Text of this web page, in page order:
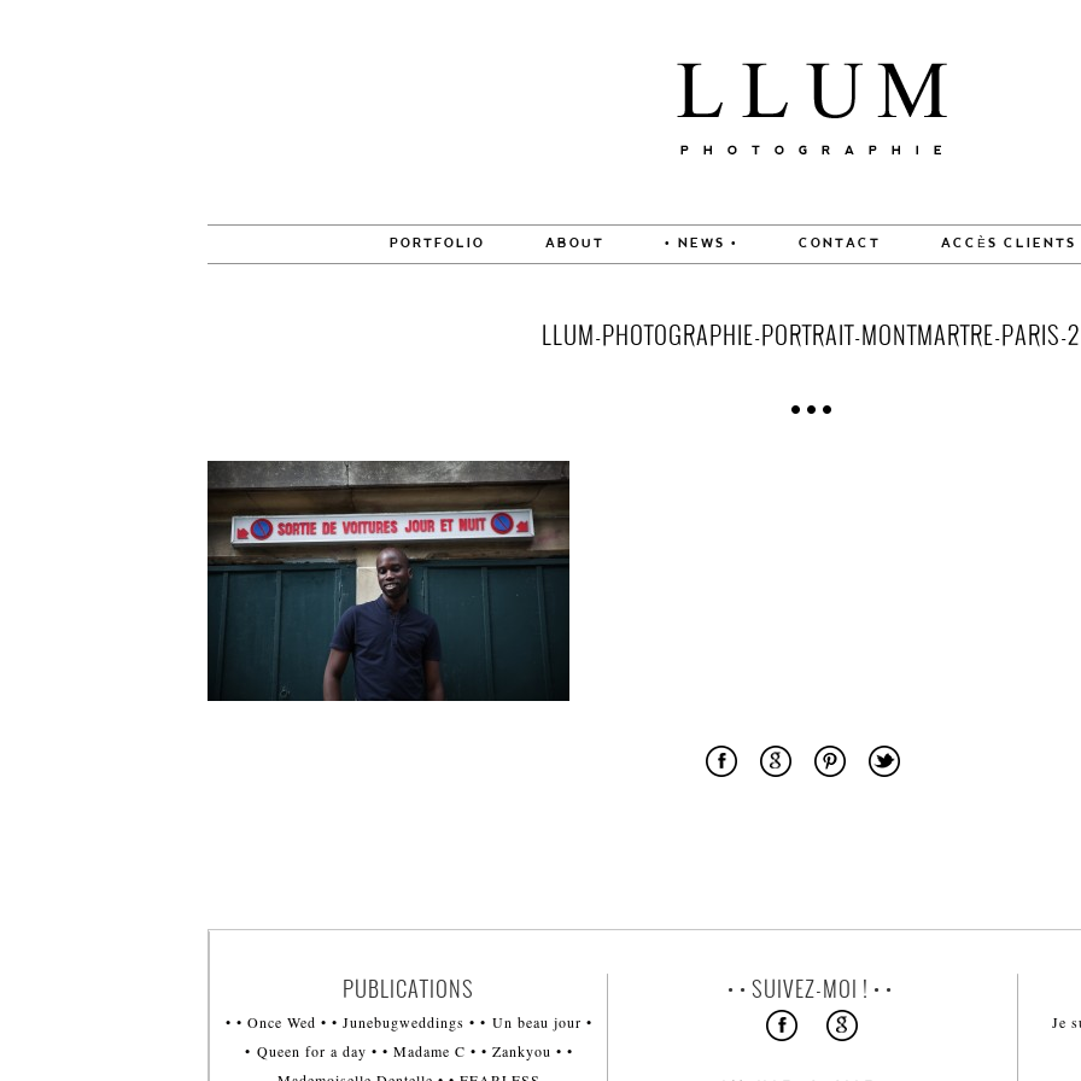
PORTFOLIO ABOUT • NEWS • CONTACT ACCÈS CLIENTS
LLUM-PHOTOGRAPHIE-PORTRAIT-MONTMARTRE-PARIS-2
PUBLICATIONS
• • Once Wed • • Junebugweddings • • Un beau jour •
• Queen for a day • • Madame C • • Zankyou • •
• • SUIVEZ-MOI ! • •
Je